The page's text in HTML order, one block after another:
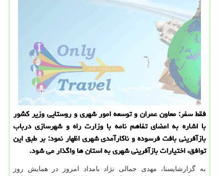
فقط سفر: معاون عمران و توسعه امور شهری و روستایی وزیر كشور
با اشاره به امضای تفاهم نامه با وزارت راه و شهرسازی درباب
بازآفرینی بافت فرسوده و ناكارآمدی شهری اظهار نمود: بر طبق این
توافق، اختیارات بازآفرینی شهری به استان ها واگذار می شود.
به گزارشایسنا، مهدی جمالی نژاد بامداد امروز در همایش روز